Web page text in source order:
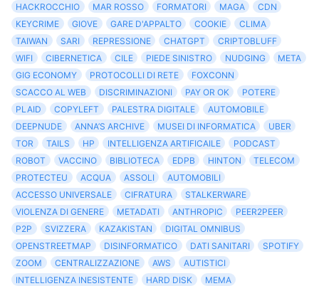
HACKROCCHIO
MAR ROSSO FORMATORI MAGA
CDN
KEYCRIME
GIOVE GARE D'APPALTO COOKIE
CLIMA
TAIWAN
SARI REPRESSIONE CHATGPT
CRIPTOBLUFF
WIFI
CIBERNETICA CILE PIEDE SINISTRO NUDGING
META
GIG ECONOMY
PROTOCOLLI DI RETE
FOXCONN
SCACCO AL WEB
DISCRIMINAZIONI PAY OR OK
POTERE
PLAID
COPYLEFT PALESTRA DIGITALE
AUTOMOBILE
DEEPNUDE
ANNA’S ARCHIVE MUSEI DI INFORMATICA
UBER
TOR
TAILS HP INTELLIGENZA ARTIFICAILE
PODCAST
ROBOT
VACCINO BIBLIOTECA EDPB HINTON
TELECOM
PROTECTEU
ACQUA ASSOLI
AUTOMOBILI
ACCESSO UNIVERSALE
CIFRATURA
STALKERWARE
VIOLENZA DI GENERE
METADATI ANTHROPIC
PEER2PEER
P2P
SVIZZERA KAZAKISTAN
DIGITAL OMNIBUS
OPENSTREETMAP
DISINFORMATICO DATI SANITARI
SPOTIFY
ZOOM
CENTRALIZZAZIONE AWS
AUTISTICI
INTELLIGENZA INESISTENTE
HARD DISK
MEMA